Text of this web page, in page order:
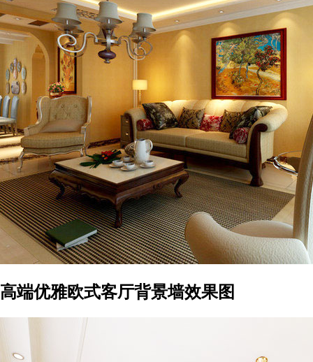
高端优雅欧式客厅背景墙效果图